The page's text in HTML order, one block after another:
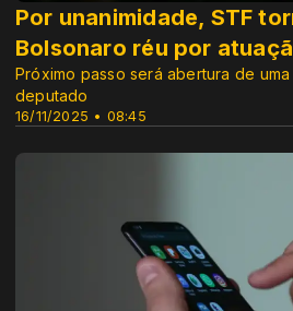
16/11/2025 • 08:45
Por unanimidade, STF
Bolsonaro réu por
Próximo passo será abertura de
deputado